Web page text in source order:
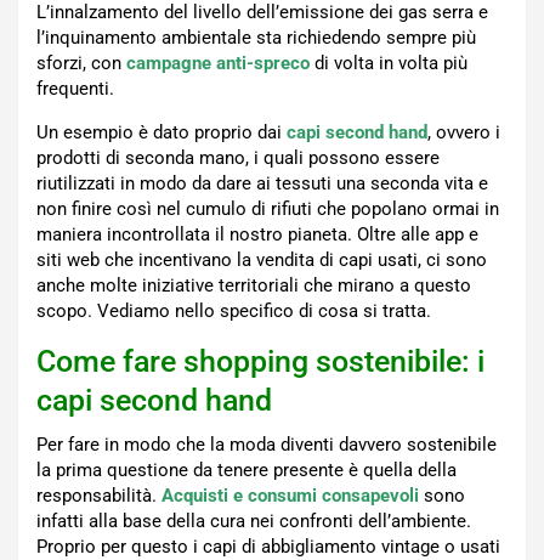
L’innalzamento del livello dell’emissione dei gas serra e
l’inquinamento ambientale sta richiedendo sempre più
sforzi, con campagne anti-spreco di volta in volta più
frequenti.
Un esempio è dato proprio dai capi second hand, ovvero i
prodotti di seconda mano, i quali possono essere
riutilizzati in modo da dare ai tessuti una seconda vita e
non finire così nel cumulo di rifiuti che popolano ormai in
maniera incontrollata il nostro pianeta. Oltre alle app e
siti web che incentivano la vendita di capi usati, ci sono
anche molte iniziative territoriali che mirano a questo
scopo. Vediamo nello specifico di cosa si tratta.
Come fare shopping sostenibile: i
capi second hand
Per fare in modo che la moda diventi davvero sostenibile
la prima questione da tenere presente è quella della
responsabilità. Acquisti e consumi consapevoli sono
infatti alla base della cura nei confronti dell’ambiente.
Proprio per questo i capi di abbigliamento vintage o usati